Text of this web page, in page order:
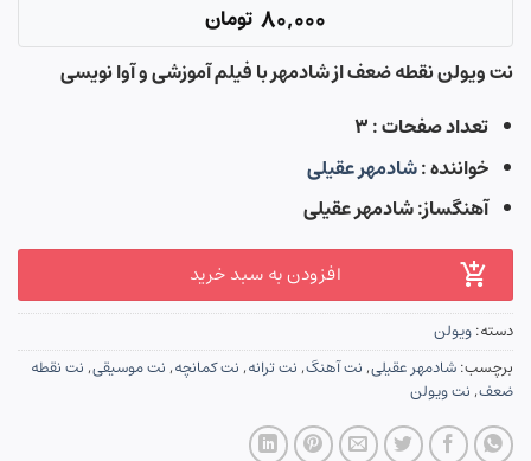
80,000 تومان
نت ویولن نقطه ضعف از شادمهر با فیلم آموزشی و آوا نویسی
تعداد صفحات : ۳
خواننده :شادمهر عقیلی
آهنگساز: شادمهر عقیلی
افزودن به سبد خرید
دسته:ویولن
برچسب:شادمهر عقیلی,نت آهنگ,نت ترانه,نت کمانچه,نت موسیقی,نت نقطه
ضعف,نت ویولن